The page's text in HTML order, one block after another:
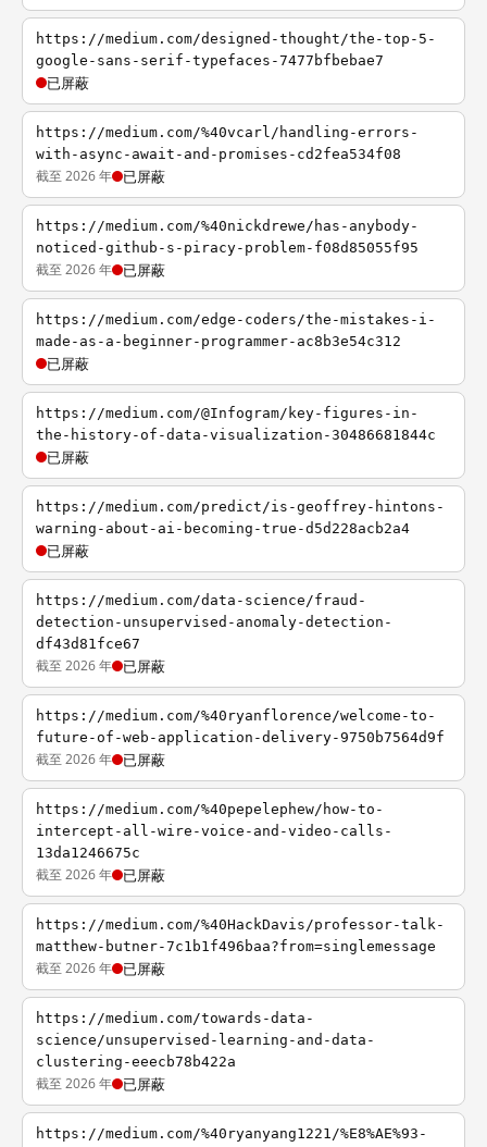
https://medium.com/designed-thought/the-top-5-
google-sans-serif-typefaces-7477bfbebae7
已屏蔽
https://medium.com/%40vcarl/handling-errors-
with-async-await-and-promises-cd2fea534f08
截至 2026 年 已屏蔽
https://medium.com/%40nickdrewe/has-anybody-
noticed-github-s-piracy-problem-f08d85055f95
截至 2026 年 已屏蔽
https://medium.com/edge-coders/the-mistakes-i-
made-as-a-beginner-programmer-ac8b3e54c312
已屏蔽
https://medium.com/@Infogram/key-figures-in-
the-history-of-data-visualization-30486681844c
已屏蔽
https://medium.com/predict/is-geoffrey-hintons-
warning-about-ai-becoming-true-d5d228acb2a4
已屏蔽
https://medium.com/data-science/fraud-
detection-unsupervised-anomaly-detection-
df43d81fce67
截至 2026 年 已屏蔽
https://medium.com/%40ryanflorence/welcome-to-
future-of-web-application-delivery-9750b7564d9f
截至 2026 年 已屏蔽
https://medium.com/%40pepelephew/how-to-
intercept-all-wire-voice-and-video-calls-
13da1246675c
截至 2026 年 已屏蔽
https://medium.com/%40HackDavis/professor-talk-
matthew-butner-7c1b1f496baa?from=singlemessage
截至 2026 年 已屏蔽
https://medium.com/towards-data-
science/unsupervised-learning-and-data-
clustering-eeecb78b422a
截至 2026 年 已屏蔽
https://medium.com/%40ryanyang1221/%E8%AE%93-